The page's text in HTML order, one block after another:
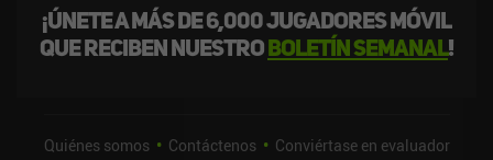
¡Únete a más de 6,000 jugadores móvil
que reciben nuestroboletín semanal!
Quiénes somos Contáctenos
Conviértase en evaluador